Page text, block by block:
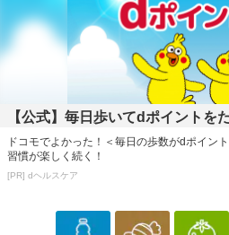
含む）
・アレルギー表示：乳成分・大豆
・お召し上がり方：
そのままお召し上がりいただけます
【こちらの商品にははちみつが含ま
は与えないでください。】
・その他商品仕様：
栄養成分表示(1枚標準7g当たり)
エネルギー 38kcal
脂質 1.8g
【公式】毎日歩いてdポイントを
ドコモでよかった！＜毎日の歩数がdポイン
習慣が楽しく続く！
[PR] dヘルスケア